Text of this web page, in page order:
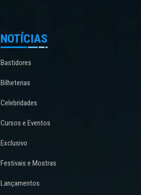
NOTÍCIAS
Bastidores
Bilheterias
Celebridades
Cursos e Eventos
Exclusivo
Festivais e Mostras
Lançamentos